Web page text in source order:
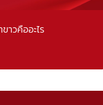
าวคืออะไร